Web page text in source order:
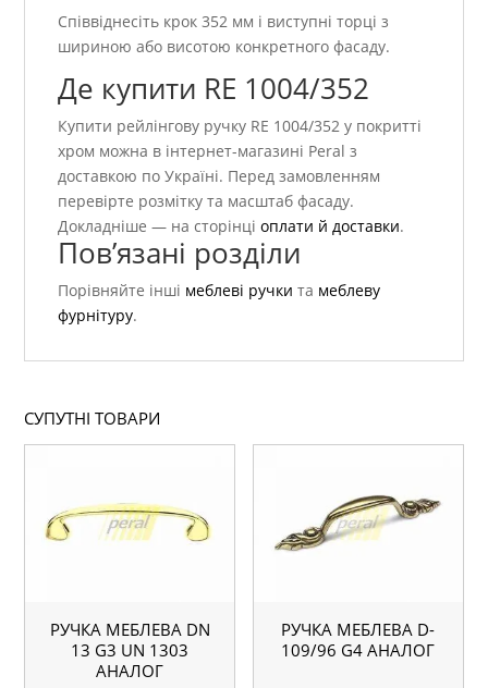
Співвіднесіть крок 352 мм і виступні торці з
шириною або висотою конкретного фасаду.
Де купити RE 1004/352
Купити рейлінгову ручку RE 1004/352 у покритті
хром можна в інтернет-магазині Peral з
доставкою по Україні. Перед замовленням
перевірте розмітку та масштаб фасаду.
Докладніше — на сторінціоплати й доставки.
Пов’язані розділи
Порівняйте інші меблеві ручки та меблеву
фурнітуру.
СУПУТНІ ТОВАРИ
РУЧКА МЕБЛЕВА DN
13 G3 UN 1303
АНАЛОГ
РУЧКА МЕБЛЕВА D-
109/96 G4 АНАЛОГ